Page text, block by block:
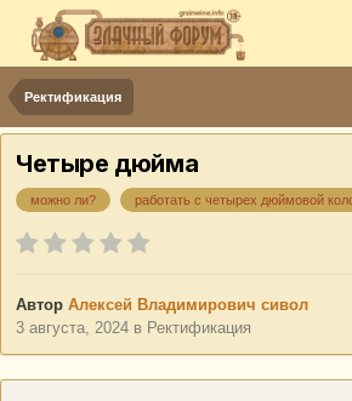
Ректификация
Четыре дюйма
можно ли? работать с четырех дюймовой
Автор Алексей Владимирович сивол
3 августа, 2024 в Ректификация